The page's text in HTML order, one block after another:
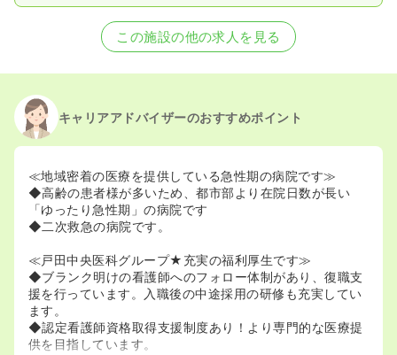
この施設の他の求人を見る
キャリアアドバイザーのおすすめポイント
≪地域密着の医療を提供している急性期の病院です≫
◆高齢の患者様が多いため、都市部より在院日数が長い
「ゆったり急性期」の病院です
◆二次救急の病院です。
≪戸田中央医科グループ★充実の福利厚生です≫
◆ブランク明けの看護師へのフォロー体制があり、復職支
援を行っています。入職後の中途採用の研修も充実してい
ます。
◆認定看護師資格取得支援制度あり！より専門的な医療提
供を目指しています。